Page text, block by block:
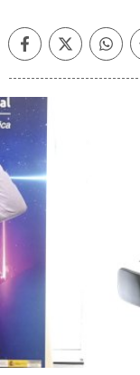
FacebookTwitter